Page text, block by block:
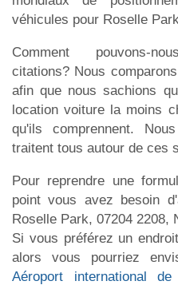
véhicules pour Roselle
Comment
citations? Nous
afin que nous sachions
location voiture la moins
qu'ils comprennent.
traitent tous autour de ces
Pour reprendre une
point vous avez besoin
Roselle Park, 07204 2208,
Si vous préférez un
alors vous pourriez
Aéroport international